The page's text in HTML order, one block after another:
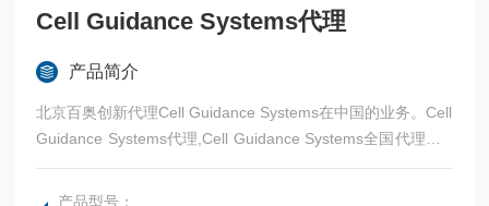
Cell Guidance Systems代理
产品简介
北京百奥创新代理Cell Guidance Systems在中国的业务。Cell
Guidance Systems代理,Cell Guidance Systems全国代理，C
ell Guidance Systems北京代理，Cell Guidance Systems华
东代理，Cell Guidance Systems华北代理。
产品型号：